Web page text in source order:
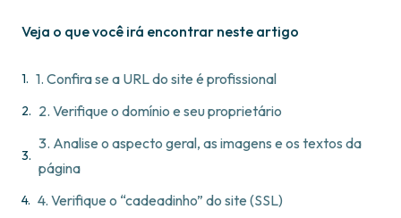
Veja o que você irá encontrar neste artigo
1. Confira se a URL do site é profissional
2. Verifique o domínio e seu proprietário
3. Analise o aspecto geral, as imagens e os textos da
página
4. Verifique o “cadeadinho” do site (SSL)